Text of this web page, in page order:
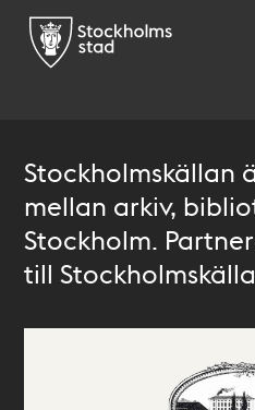
Stockholmskällan
mellan arkiv,
Stockholm.
till